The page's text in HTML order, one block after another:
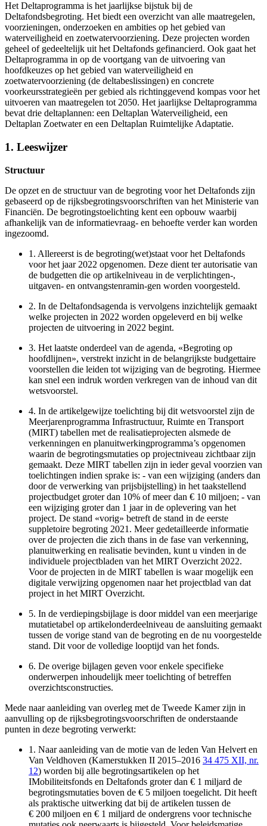
Het Deltaprogramma is het jaarlijkse bijstuk bij de
Deltafondsbegroting. Het biedt een overzicht van alle maatregelen,
voorzieningen, onderzoeken en ambities op het gebied van
waterveiligheid en zoetwatervoorziening. Deze projecten worden
geheel of gedeeltelijk uit het Deltafonds gefinancierd. Ook gaat het
Deltaprogramma in op de voortgang van de uitvoering van
hoofdkeuzes op het gebied van waterveiligheid en
zoetwatervoorziening (de deltabeslissingen) en concrete
voorkeursstrategieën per gebied als richtinggevend kompas voor het
uitvoeren van maatregelen tot 2050. Het jaarlijkse Deltaprogramma
bevat drie deltaplannen: een Deltaplan Waterveiligheid, een
Deltaplan Zoetwater en een Deltaplan Ruimtelijke Adaptatie.
1. Leeswijzer
Structuur
De opzet en de structuur van de begroting voor het Deltafonds zijn
gebaseerd op de rijksbegrotingsvoorschriften van het Ministerie van
Financiën. De begrotingstoelichting kent een opbouw waarbij
afhankelijk van de informatievraag- en behoefte verder kan worden
ingezoomd.
1. Allereerst is de begroting(wet)staat voor het Deltafonds
voor het jaar 2022 opgenomen. Deze dient ter autorisatie van
de budgetten die op artikelniveau in de verplichtingen-,
uitgaven- en ontvangstenramin-gen worden voorgesteld.
2. In de Deltafondsagenda is vervolgens inzichtelijk gemaakt
welke projecten in 2022 worden opgeleverd en bij welke
projecten de uitvoering in 2022 begint.
3. Het laatste onderdeel van de agenda, «Begroting op
hoofdlijnen», verstrekt inzicht in de belangrijkste budgettaire
voorstellen die leiden tot wijziging van de begroting. Hiermee
kan snel een indruk worden verkregen van de inhoud van dit
wetsvoorstel.
4. In de artikelgewijze toelichting bij dit wetsvoorstel zijn de
Meerjarenprogramma Infrastructuur, Ruimte en Transport
(MIRT) tabellen met de realisatieprojecten alsmede de
verkenningen en planuitwerkingprogramma’s opgenomen
waarin de begrotingsmutaties op projectniveau zichtbaar zijn
gemaakt. Deze MIRT tabellen zijn in ieder geval voorzien van
toelichtingen indien sprake is: - van een wijziging (anders dan
door de verwerking van prijsbijstelling) in het taakstellend
projectbudget groter dan 10% of meer dan € 10 miljoen; - van
een wijziging groter dan 1 jaar in de oplevering van het
project. De stand «vorig» betreft de stand in de eerste
suppletoire begroting 2021. Meer gedetailleerde informatie
over de projecten die zich thans in de fase van verkenning,
planuitwerking en realisatie bevinden, kunt u vinden in de
individuele projectbladen van het MIRT Overzicht 2022.
Voor de projecten in de MIRT tabellen is waar mogelijk een
digitale verwijzing opgenomen naar het projectblad van dat
project in het MIRT Overzicht.
5. In de verdiepingsbijlage is door middel van een meerjarige
mutatietabel op artikelonderdeelniveau de aansluiting gemaakt
tussen de vorige stand van de begroting en de nu voorgestelde
stand. Dit voor de volledige looptijd van het fonds.
6. De overige bijlagen geven voor enkele specifieke
onderwerpen inhoudelijk meer toelichting of betreffen
overzichtsconstructies.
Mede naar aanleiding van overleg met de Tweede Kamer zijn in
aanvulling op de rijksbegrotingsvoorschriften de onderstaande
punten in deze begroting verwerkt:
1. Naar aanleiding van de motie van de leden Van Helvert en
Van Veldhoven (Kamerstukken II 2015–2016 34 475 XII, nr.
12) worden bij alle begrotingsartikelen op het
IMobiliteitsfonds en Deltafonds groter dan € 1 miljard de
begrotingsmutaties boven de € 5 miljoen toegelicht. Dit heeft
als praktische uitwerking dat bij de artikelen tussen de
€ 200 miljoen en € 1 miljard de ondergrens voor technische